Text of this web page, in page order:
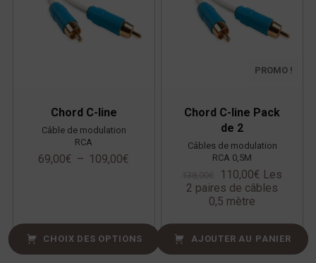
Chord C-line
Câble de modulation
RCA
69,00€ – 109,00€
CHOIX DES OPTIONS
Chord C-line Pack
de 2
Câbles de modulation
RCA 0,5M
PROMO !
110,00€ Les
2 paires de câbles
0,5 mètre
AJOUTER AU PANIER